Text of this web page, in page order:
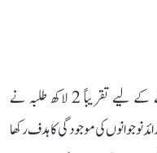
کانگریس کے مطابق پروگرام میں شامل ہونے کے لیے تقریباً 2 لاکھ طلبہ نے
نوجوانوں کی موجودگی کا ہدف رکھا